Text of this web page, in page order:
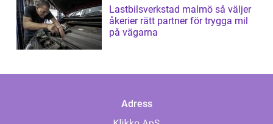
Lastbilsverkstad malmö så väljer
åkerier rätt partner för trygga mil
på vägarna
Adress